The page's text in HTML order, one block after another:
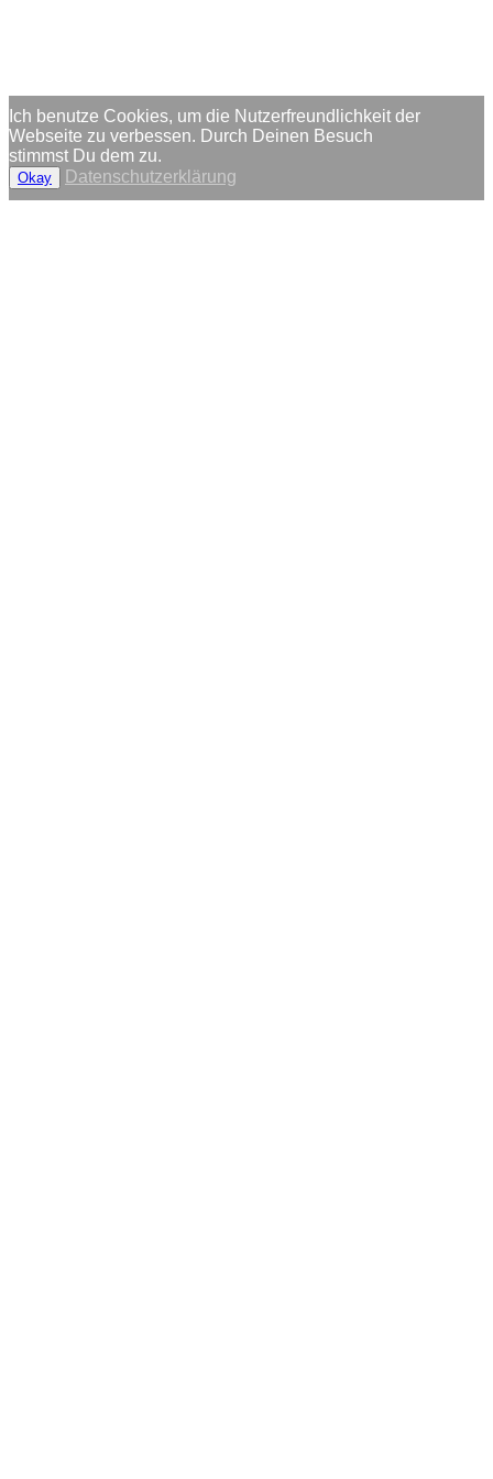
Ich benutze Cookies, um die Nutzerfreundlichkeit der
Webseite zu verbessen. Durch Deinen Besuch
stimmst Du dem zu.
Okay Datenschutzerklärung